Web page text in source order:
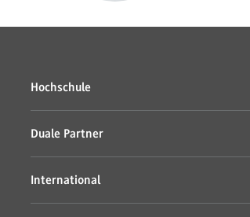
Hochschule
Duale Partner
International